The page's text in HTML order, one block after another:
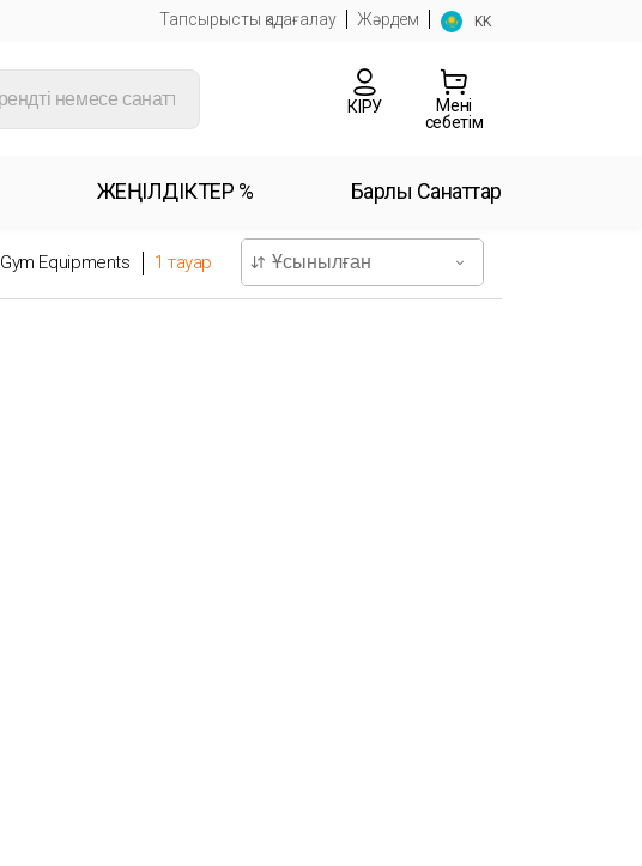
Тапсырысты қадағалау Жәрдем KK
КІРУ
Менің
себетім
ЖЕҢІЛДІКТЕР % Барлық Санаттар
Gym Equipments 1 тауар